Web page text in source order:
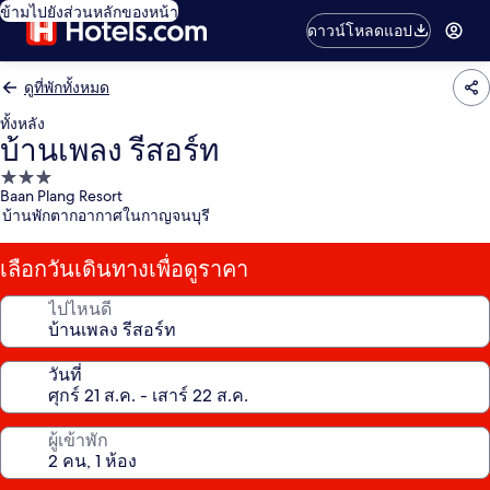
ข้ามไปยังส่วนหลักของหน้า
ดาวน์โหลดแอป
ดูที่พักทั้งหมด
ทั้งหลัง
บ้านเพลง รีสอร์ท
ที่พัก
3.0
Baan Plang Resort
บ้านพักตากอากาศในกาญจนบุรี
เลือกวันเดินทางเพื่อดูราคา
ไปไหนดี
วันที่
ผู้เข้าพัก